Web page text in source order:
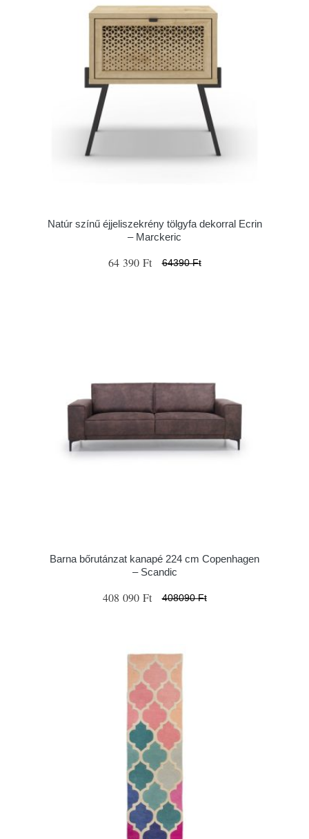
Natúr színű éjjeliszekrény tölgyfa dekorral Ecrin
– Marckeric
64 390 Ft 64390 Ft
Barna bőrutánzat kanapé 224 cm Copenhagen
– Scandic
408 090 Ft 408090 Ft